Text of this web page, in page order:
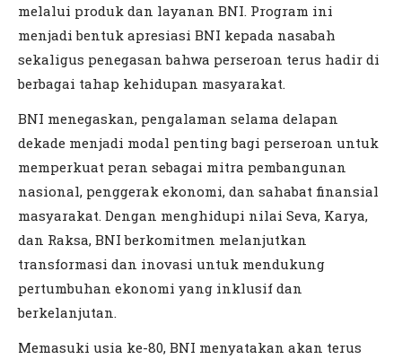
melalui produk dan layanan BNI. Program ini
menjadi bentuk apresiasi BNI kepada nasabah
sekaligus penegasan bahwa perseroan terus hadir di
berbagai tahap kehidupan masyarakat.
BNI menegaskan, pengalaman selama delapan
dekade menjadi modal penting bagi perseroan untuk
memperkuat peran sebagai mitra pembangunan
nasional, penggerak ekonomi, dan sahabat finansial
masyarakat. Dengan menghidupi nilai Seva, Karya,
dan Raksa, BNI berkomitmen melanjutkan
transformasi dan inovasi untuk mendukung
pertumbuhan ekonomi yang inklusif dan
berkelanjutan.
Memasuki usia ke-80, BNI menyatakan akan terus